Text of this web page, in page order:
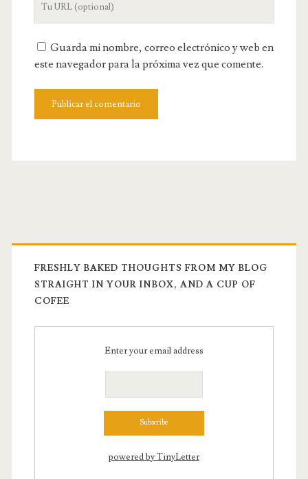
webGuarda mi nombre, correo electrónico y web en
este navegador para la próxima vez que comente.
FRESHLY BAKED THOUGHTS FROM MY BLOG
STRAIGHT IN YOUR INBOX, AND A CUP OF
COFEE
Enter your email address
powered by TinyLetter